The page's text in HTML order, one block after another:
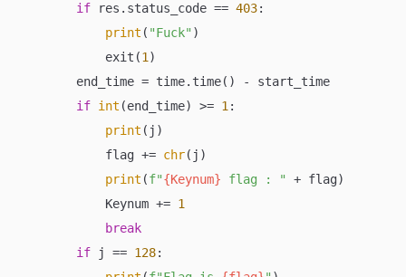
if res.status_code == 403:
print ( "Fuck" )
            exit(
1 )
        end_time = time.time() - start_time
if int (end_time) >= 1 :
print (j)
            flag +=
chr(j)
print (f"{Keynum} flag : "
+ flag)
            Keynum +=
1
break
if j == 128: